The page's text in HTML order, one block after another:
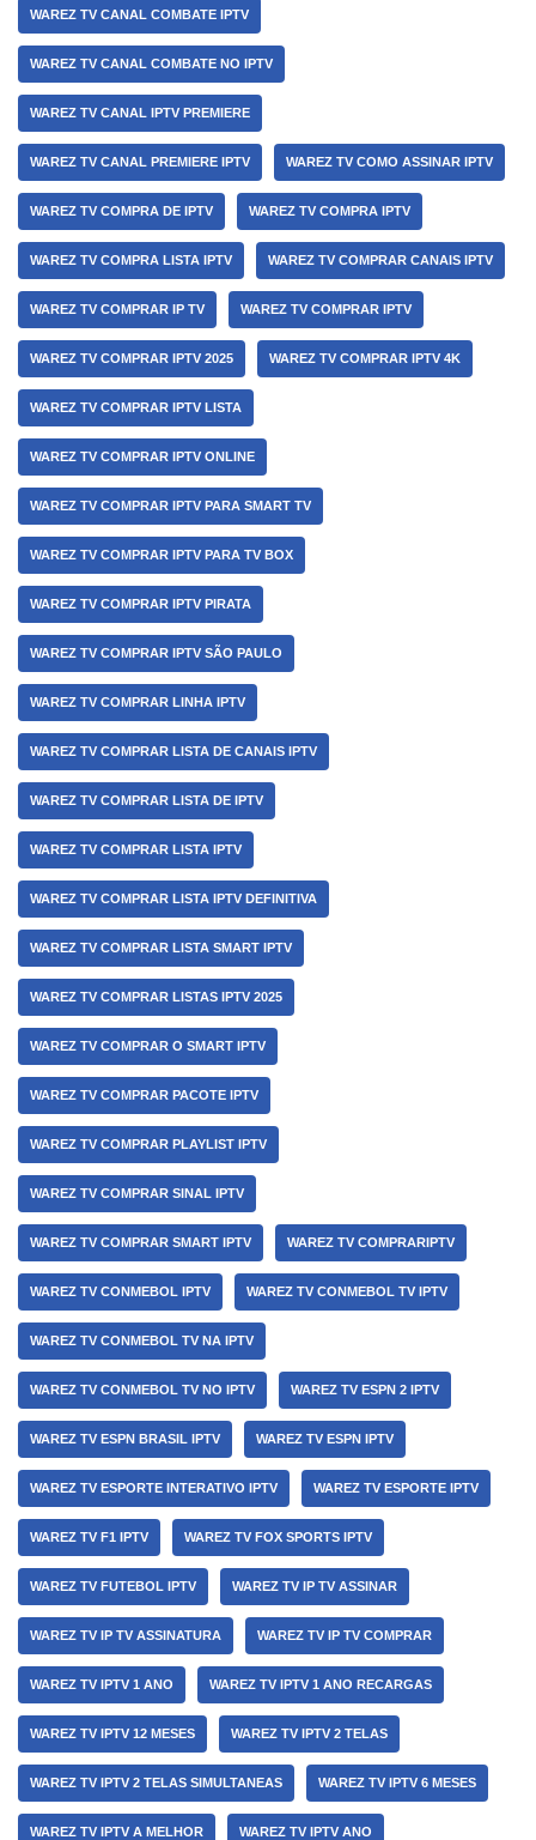
WAREZ TV CANAL COMBATE IPTV
WAREZ TV CANAL COMBATE NO IPTV
WAREZ TV CANAL IPTV PREMIERE
WAREZ TV CANAL PREMIERE IPTV WAREZ TV COMO ASSINAR IPTV
WAREZ TV COMPRA DE IPTV WAREZ TV COMPRA IPTV
WAREZ TV COMPRA LISTA IPTV WAREZ TV COMPRAR CANAIS IPTV
WAREZ TV COMPRAR IP TV WAREZ TV COMPRAR IPTV
WAREZ TV COMPRAR IPTV 2025 WAREZ TV COMPRAR IPTV 4K
WAREZ TV COMPRAR IPTV LISTA
WAREZ TV COMPRAR IPTV ONLINE
WAREZ TV COMPRAR IPTV PARA SMART TV
WAREZ TV COMPRAR IPTV PARA TV BOX
WAREZ TV COMPRAR IPTV PIRATA
WAREZ TV COMPRAR IPTV SÃO PAULO
WAREZ TV COMPRAR LINHA IPTV
WAREZ TV COMPRAR LISTA DE CANAIS IPTV
WAREZ TV COMPRAR LISTA DE IPTV
WAREZ TV COMPRAR LISTA IPTV
WAREZ TV COMPRAR LISTA IPTV DEFINITIVA
WAREZ TV COMPRAR LISTA SMART IPTV
WAREZ TV COMPRAR LISTAS IPTV 2025
WAREZ TV COMPRAR O SMART IPTV
WAREZ TV COMPRAR PACOTE IPTV
WAREZ TV COMPRAR PLAYLIST IPTV
WAREZ TV COMPRAR SINAL IPTV
WAREZ TV COMPRAR SMART IPTV WAREZ TV COMPRARIPTV
WAREZ TV CONMEBOL IPTV WAREZ TV CONMEBOL TV IPTV
WAREZ TV CONMEBOL TV NA IPTV
WAREZ TV CONMEBOL TV NO IPTV WAREZ TV ESPN 2 IPTV
WAREZ TV ESPN BRASIL IPTV WAREZ TV ESPN IPTV
WAREZ TV ESPORTE INTERATIVO IPTV WAREZ TV ESPORTE IPTV
WAREZ TV F1 IPTV WAREZ TV FOX SPORTS IPTV
WAREZ TV FUTEBOL IPTV WAREZ TV IP TV ASSINAR
WAREZ TV IP TV ASSINATURA WAREZ TV IP TV COMPRAR
WAREZ TV IPTV 1 ANO WAREZ TV IPTV 1 ANO RECARGAS
WAREZ TV IPTV 12 MESES WAREZ TV IPTV 2 TELAS
WAREZ TV IPTV 2 TELAS SIMULTANEAS WAREZ TV IPTV 6 MESES
WAREZ TV IPTV A MELHOR WAREZ TV IPTV ANO